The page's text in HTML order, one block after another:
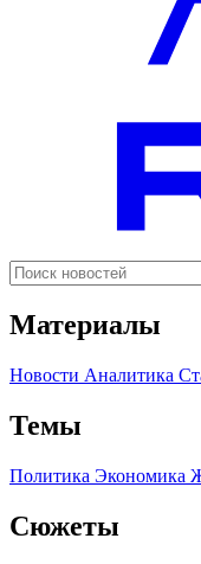
Материалы
Новости Аналитика
Темы
Политика Экономика
Сюжеты